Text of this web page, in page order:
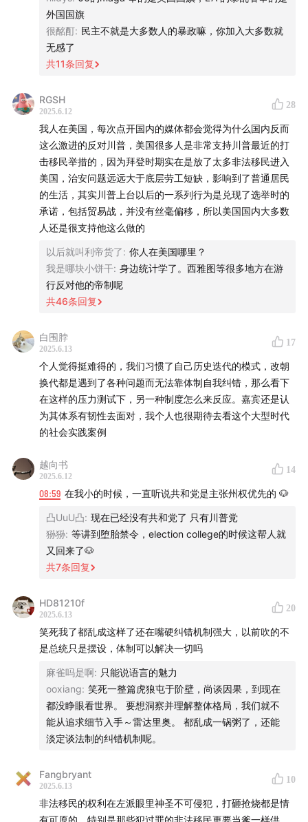
给声东击西投稿
「声东击西」一直在寻找来自不同社会和群体的真实声
音。我们曾经采访过为特朗普竞选生产 MAGA 帽子的中
国制造商、记录过七位在美国大选中经历起伏的华人个
体，也讲述了签证突然被取消的在美留学生的故事。
如果你正在加州，或者其他发生了抗议的美国城市，欢迎
你的声音可能出现在未来的节目当中，我们非常期待你的
分享~
投稿入口
你也可以直接通过邮箱直接联系节目组：
kexuan@shengfm.cn
属人原则：以犯罪人的国籍为标准，凡是本国人犯罪，都
适用本国刑法而不论犯罪是发生在本国领域内还是在本国
领域外；反之，外国人犯罪，即是发生在本国领域内，亦
Federalist Society
Trump defends sending troops to L.A.; Newsom
warns democracy is ‘under assault’
How can Trump use the national guard on US soil?
law enforcement response in Los Angeles
Judge rules Trump’s deportations to El Salvador
under Alien Enemies Act were illegal
外国国旗
很酩酊: 民主不就是大多数人的暴政嘛，你加入大多数就
无感了
共11条回复
RGSH
2025.6.12
28
我人在美国，每次点开国内的媒体都会觉得为什么国内反而
这么激进的反对川普，美国很多人是非常支持川普最近的打
击移民举措的，因为拜登时期实在是放了太多非法移民进入
美国，治安问题远远大于底层劳工短缺，影响到了普通居民
的生活，其实川普上台以后的一系列行为是兑现了选举时的
承诺，包括贸易战，并没有丝毫偏移，所以美国国内大多数
人还是很支持他这么做的
以后就叫利帝货了: 你人在美国哪里？
我是哪块小饼干: 身边统计学了。西雅图等很多地方在游
行反对他的帝制呢
共46条回复
白围脖
2025.6.13
17
个人觉得挺难得的，我们习惯了自己历史迭代的模式，改朝
换代都是遇到了各种问题而无法靠体制自我纠错，那么看下
在这样的压力测试下，另一种制度怎么来反应。嘉宾还是认
为其体系有韧性去面对，我个人也很期待去看这个大型时代
的社会实践案例
越向书
2025.6.12
14
08:59 在我小的时候，一直听说共和党是主张州权优先的 🐶
凸UuU凸: 现在已经没有共和党了 只有川普党
狲狲: 等讲到堕胎禁令，election college的时候这帮人就
又回来了🐶
共7条回复
HD81210f
2025.6.13
20
笑死我了都乱成这样了还在嘴硬纠错机制强大，以前吹的不
是总统只是摆设，体制可以解决一切吗
麻雀吗是啊: 只能说语言的魅力
ooxiang: 笑死一整篇虎狼屯于阶壁，尚谈因果，到现在
都没睁眼看世界。 要想洞察并理解整体格局，我们就不
能从追求细节入手～雷达里奥。 都乱成一锅粥了，还能
淡定谈法制的纠错机制呢。
Fangbryant
2025.6.13
10
非法移民的权利在左派眼里神圣不可侵犯，打砸抢烧都是情
有可原的，特别是那些犯过罪的非法移民更要当爹一样供